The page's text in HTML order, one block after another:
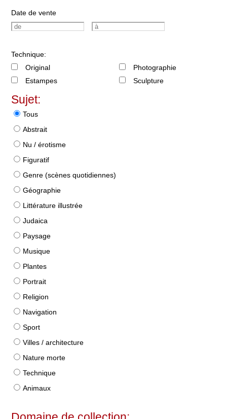
Date de vente
Technique:
Original
Estampes
Photographie
Sculpture
Sujet:
Tous
Abstrait
Nu / érotisme
Figuratif
Genre (scènes quotidiennes)
Géographie
Littérature illustrée
Judaica
Paysage
Musique
Plantes
Portrait
Religion
Navigation
Sport
Villes / architecture
Nature morte
Technique
Animaux